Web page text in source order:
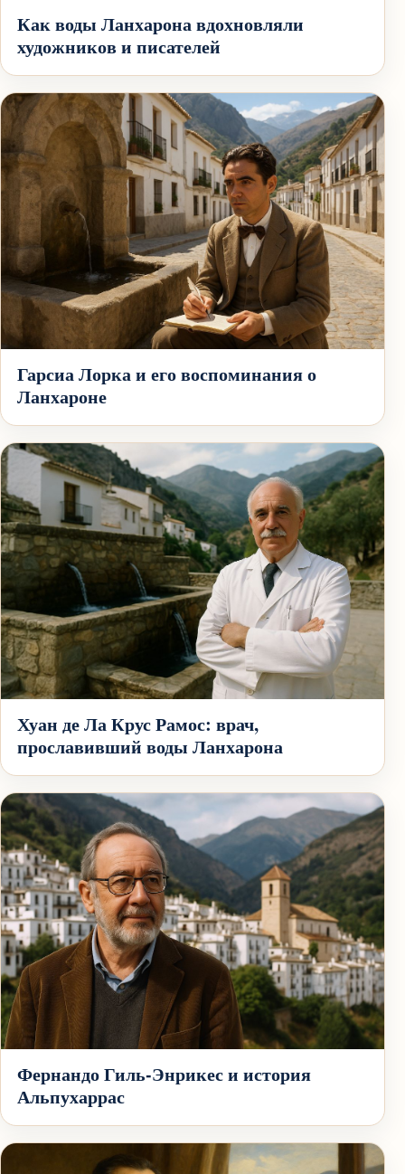
Как воды Ланхарона вдохновляли
художников и писателей
Гарсиа Лорка и его воспоминания о
Ланхароне
Хуан де Ла Крус Рамос: врач,
прославивший воды Ланхарона
Фернандо Гиль-Энрикес и история
Альпухаррас